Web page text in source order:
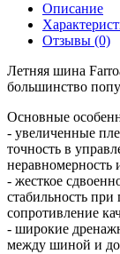
Описание
Отзывы (0)
Летняя шина
большинство
Основные
- увеличенные
точность в
неравномерность
- жесткое
стабильность
сопротивление
- широкие
между шиной и